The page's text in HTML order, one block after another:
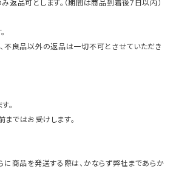
返品可とします。（期間は商品到着後7日以内）
不良品以外の返品は一切不可とさせていただき
。
ではお受けします。
に商品を発送する際は、かならず弊社まであらか